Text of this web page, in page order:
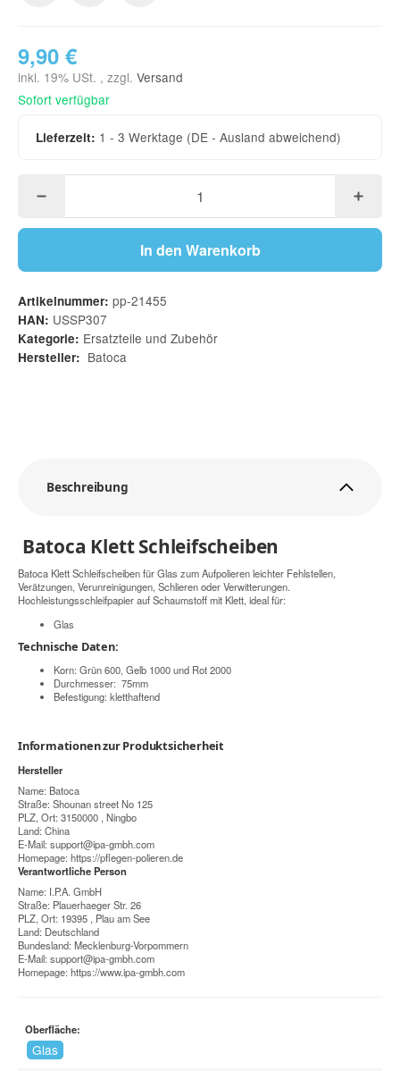
9,90 €
inkl. 19% USt. , zzgl. Versand
Sofort verfügbar
Lieferzeit: 1 - 3 Werktage (DE - Ausland abweichend)
In den Warenkorb
Artikelnummer: pp-21455
HAN: USSP307
Kategorie: Ersatzteile und Zubehör
Hersteller: Batoca
Beschreibung
Batoca Klett Schleifscheiben
Batoca Klett Schleifscheiben für Glas zum Aufpolieren leichter Fehlstellen,
Verätzungen, Verunreinigungen, Schlieren oder Verwitterungen.
Hochleistungsschleifpapier auf Schaumstoff mit Klett, ideal für:
Glas
Technische Daten:
Korn: Grün 600, Gelb 1000 und Rot 2000
Durchmesser: 75mm
Befestigung: kletthaftend
Informationen zur Produktsicherheit
Hersteller
Name: Batoca
Straße: Shounan street No 125
PLZ, Ort: 3150000 , Ningbo
Land: China
E-Mail: support@ipa-gmbh.com
Homepage: https://pflegen-polieren.de
Verantwortliche Person
Name: I.P.A. GmbH
Straße: Plauerhaeger Str. 26
PLZ, Ort: 19395 , Plau am See
Land: Deutschland
Bundesland: Mecklenburg-Vorpommern
E-Mail: support@ipa-gmbh.com
Homepage: https://www.ipa-gmbh.com
Oberfläche:
Glas